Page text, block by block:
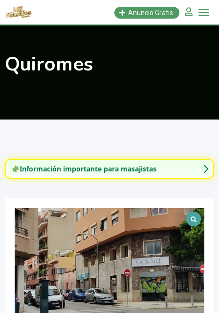
Saltar
Anuncio Gratis
Quiromes
Información importante para masajistas